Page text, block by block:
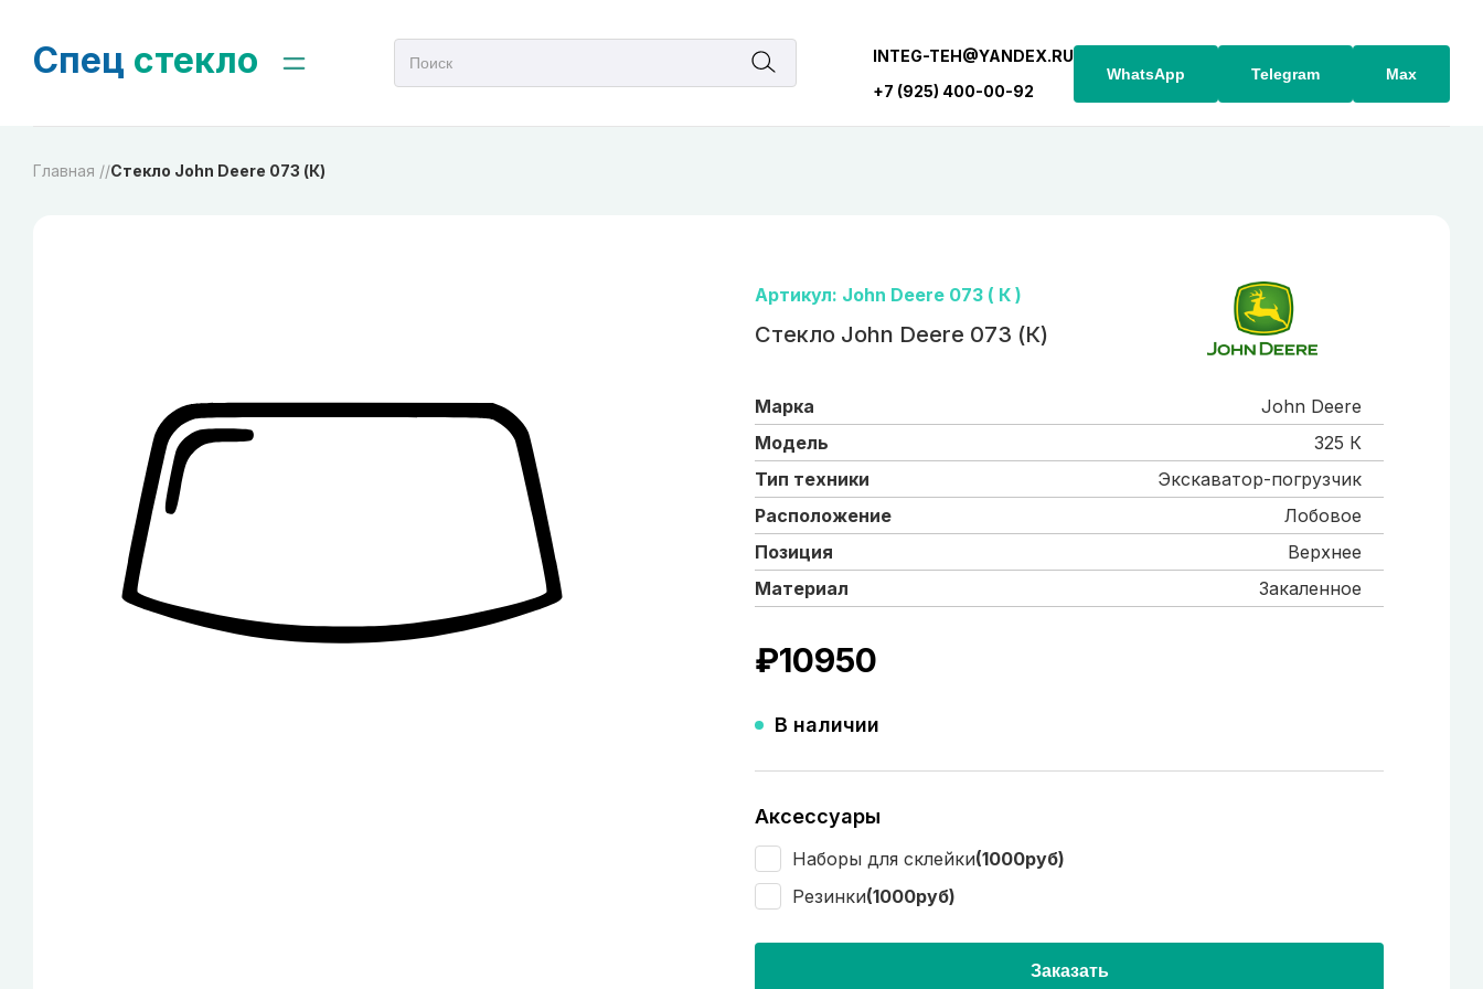
Спец стекло
INTEG-TEH@YANDEX.RU
+7 (925) 400-00-92
WhatsApp Telegram Max
Главная //Стекло John Deere 073 (К)
Артикул: John Deere 073 ( К )
Стекло John Deere 073 (К)
Марка
John Deere
Модель
325 К
Тип техники
Экскаватор-погрузчик
Расположение
Лобовое
Позиция
Верхнее
Материал
Закаленное
₽10950
В наличии
Аксессуары
Наборы для склейки(1000руб)
Резинки(1000руб)
Заказать